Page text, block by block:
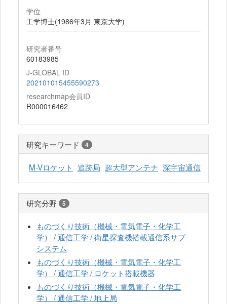
学位
工学博士(1986年3月 東京大学)
研究者番号
60183985
J-GLOBAL ID
202101015455590273
researchmap会員ID
R000016462
研究キーワード 4
M-Vロケット 追跡局 超大型アンテナ 深宇宙通信
研究分野 5
ものづくり技術（機械・電気電子・化学工
学） / 通信工学 / 衛星探査機搭載通信系サブ
システム
ものづくり技術（機械・電気電子・化学工
学） / 通信工学 / ロケット搭載機器
ものづくり技術（機械・電気電子・化学工
学） / 通信工学 / 地上局